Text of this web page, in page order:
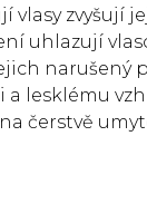
vlasy zvyšují
uhlazují
narušený
a lesklému
čerstvě